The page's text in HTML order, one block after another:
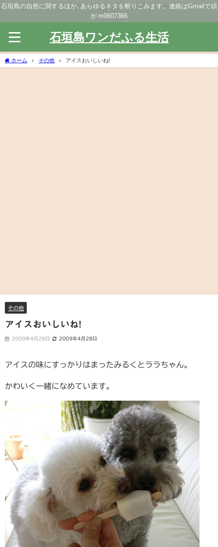
石垣島の自然に関するほか､あらゆるネタを斬りこみます。連絡はGmailで頭
が m0607366
石垣島ワンだふる生活
ホーム その他 アイスおいしいね!
その他
アイスおいしいね!
2009年4月28日 2009年4月28日
アイスの味にすっかりはまったみるくとララちゃん。
かわいく一緒になめています。